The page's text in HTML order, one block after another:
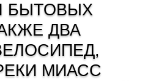
БЫТОВЫХ
ДВА
МИАСС